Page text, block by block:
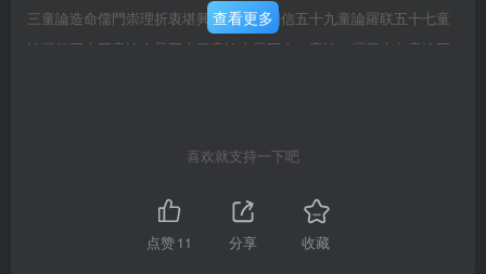
三童論造命儒門崇理折衷堪興完孝錄已列信五十九童論羅联五十七童
論紫氣五十五童論金星五十三童論火星五十一童論二喔四十九童論五
鳥乳曰都纂之之柳柳藻征說之供碟天無二日古今定理抢聖正授時之令
更以難说論日時况佛書珠乎山川何背之妳且以方向言福福既源小節之
疯全體問關顧香质於一個之見已文地理那有寶見典知鲁其泉畫其圖居
查看更多
喜欢就支持一下吧
点赞11 分享 收藏